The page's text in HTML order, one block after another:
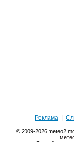
Реклама
© 2009-2026